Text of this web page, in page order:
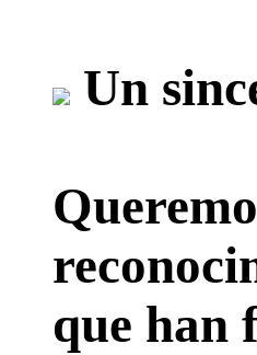
Un
que han